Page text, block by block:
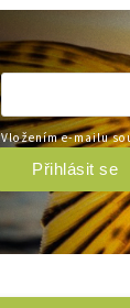
Vložením e-mailu
Přihlásit se